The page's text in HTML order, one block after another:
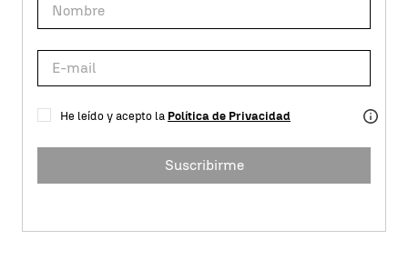
He leído y acepto la Política de Privacidad
Suscribirme